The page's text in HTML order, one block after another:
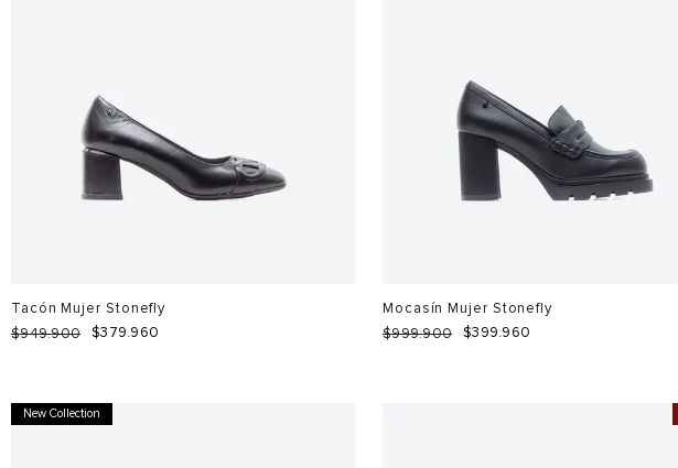
Tacón Mujer Stonefly
$949.900 $379.960
Mocasín Mujer Stonefly
$999.900 $399.960
New Collection